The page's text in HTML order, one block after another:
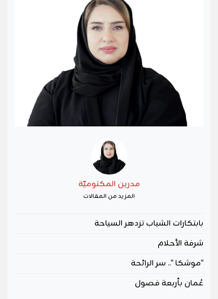
مدرين المكتوميّة
المزيد من المقالات
بابتكارات الشباب تزدهر السياحة
شرفة الأحلام
"موشكا ".. سر الرائحة
عُمان بأربعة فصول